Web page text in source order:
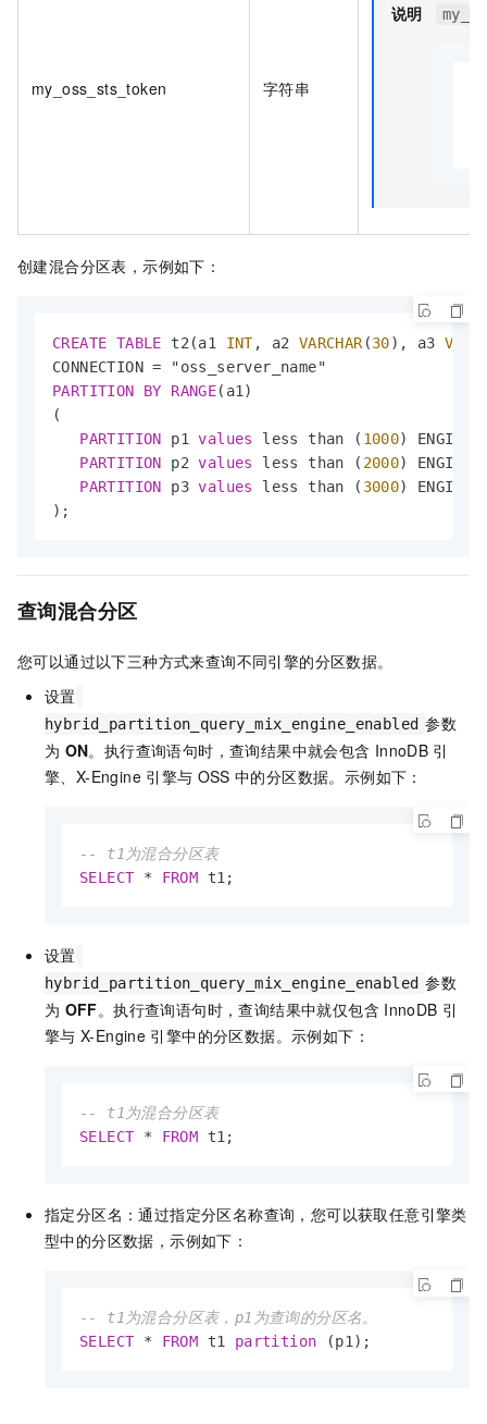
my_oss_sts_token 字符串
说明
创建混合分区表，示例如下：
CREATE TABLE t2(a1 INT, a2 VARCHAR(30), a3
CONNECTION =
PARTITION
BY RANGE(a1)
(
PARTITION p1 values less than ( 1000) ENGINE
PARTITION p2 values less than ( 2000) ENGINE
PARTITION p3 values less than ( 3000) ENGINE
);
查询混合分区
您可以通过以下三种方式来查询不同引擎的分区数据。
设置
hybrid_partition_query_mix_engine_enabled 参数
为 ON。执行查询语句时，查询结果中就会包含 InnoDB 引
擎、X-Engine 引擎与 OSS 中的分区数据。示例如下：
-- t1为混合分区表
SELECT * FROM t1;
设置
hybrid_partition_query_mix_engine_enabled 参数
为 OFF。执行查询语句时，查询结果中就仅包含 InnoDB 引
擎与 X-Engine 引擎中的分区数据。示例如下：
-- t1为混合分区表
SELECT * FROM t1;
指定分区名：通过指定分区名称查询，您可以获取任意引擎类
型中的分区数据，示例如下：
-- t1为混合分区表，p1为查询的分区名。
SELECT * FROM t1 partition (p1);